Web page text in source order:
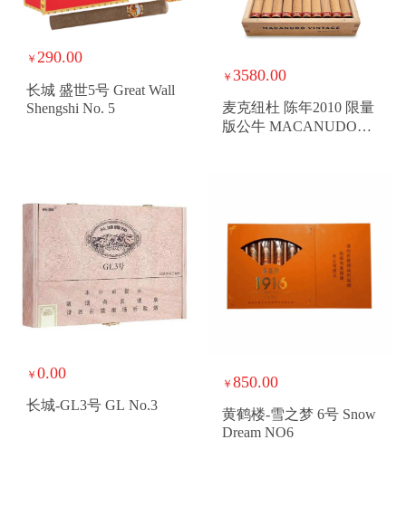
￥ 290.00
长城 盛世5号 Great Wall
Shengshi No. 5
￥ 3580.00
麦克纽杜 陈年2010 限量
版公牛 MACANUDO
￥ 0.00
长城-GL3号 GL No.3
￥ 850.00
黄鹤楼-雪之梦 6号 Snow
Dream NO6